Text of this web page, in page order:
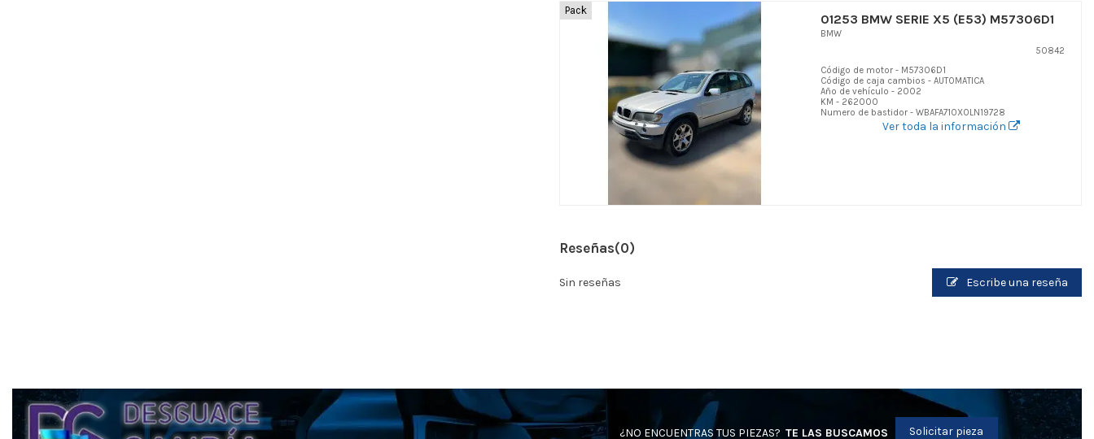
Pack
01253 BMW SERIE X5 (E53) M57306D1
BMW
50842
Código de motor - M57306D1
Código de caja cambios - AUTOMATICA
Año de vehículo - 2002
KM - 262000
Numero de bastidor - WBAFA710X0LN19728
Ver toda la información
Reseñas(0)
Sin reseñas Escribe una reseña
¿NO ENCUENTRAS TUS PIEZAS? TE LAS BUSCAMOS Solicitar pieza